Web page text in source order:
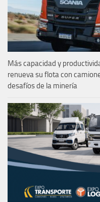
Más capacidad y
renueva su flota con
desafíos de la minería